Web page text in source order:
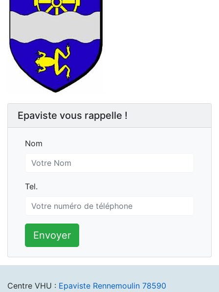
Epaviste vous rappelle !
Nom
Nom
Tel.
Tel.
Envoyer
Centre VHU : Epaviste Rennemoulin 78590